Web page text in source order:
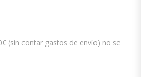
(sin contar gastos de envío) no se